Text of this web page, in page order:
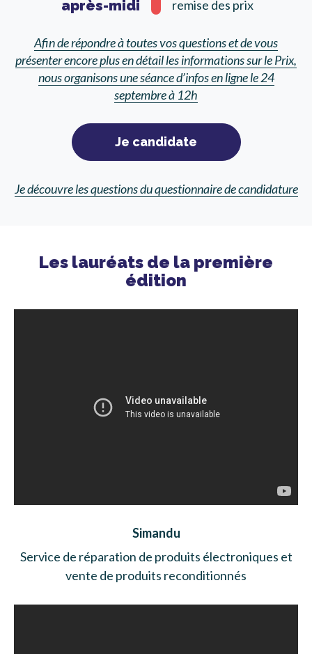
après-midi
remise des prix
Afin de répondre à toutes vos questions et de vous
présenter encore plus en détail les informations sur le Prix,
nous organisons une séance d’infos en ligne le 24
septembre à 12h
Je candidate
Je découvre les questions du questionnaire de candidature
Les lauréats de la première
édition
Simandu
Service de réparation de produits électroniques et
vente de produits reconditionnés